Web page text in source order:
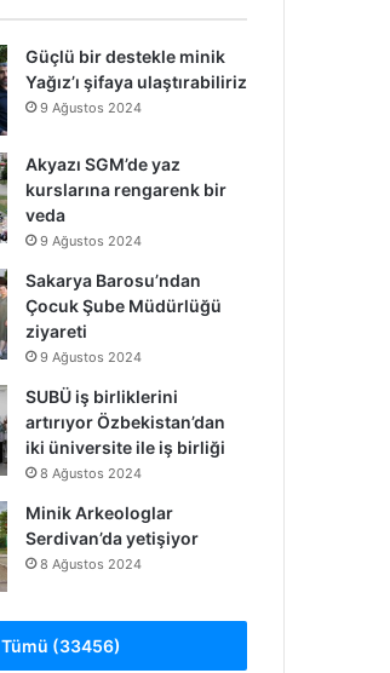
Güçlü bir destekle minik
Yağız’ı şifaya ulaştırabiliriz
9 Ağustos 2024
Akyazı SGM’de yaz
kurslarına rengarenk bir
veda
9 Ağustos 2024
Sakarya Barosu’ndan
Çocuk Şube Müdürlüğü
ziyareti
9 Ağustos 2024
SUBÜ iş birliklerini
artırıyor Özbekistan’dan
iki üniversite ile iş birliği
8 Ağustos 2024
Minik Arkeologlar
Serdivan’da yetişiyor
8 Ağustos 2024
Tümü (33456)